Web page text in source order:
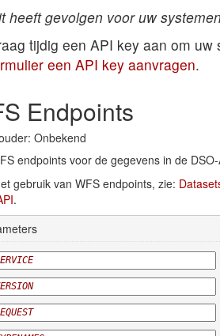
heeft gevolgen voor uw
tijdig een API key aan om
een API key aanvragen.
Endpoints
Onbekend
endpoints voor de gegevens in de
gebruik van WFS endpoints, zie:
.